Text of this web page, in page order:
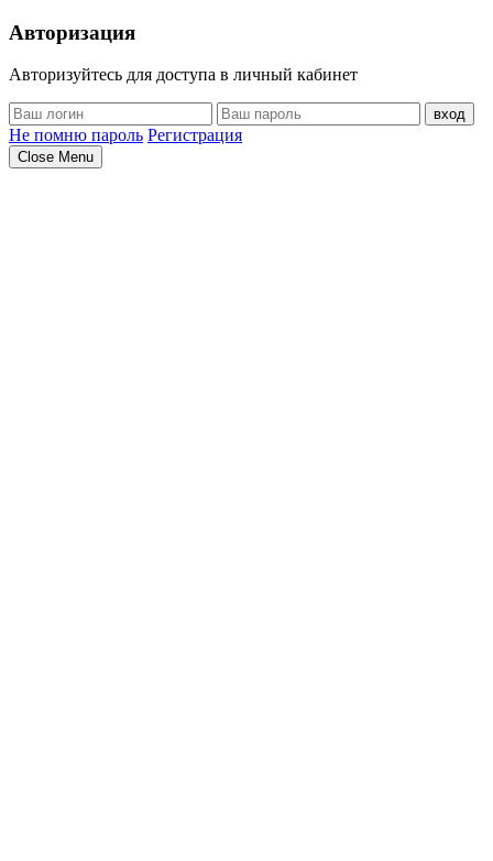
Авторизация
Авторизуйтесь для доступа в личный кабинет
вход
Не помню пароль Регистрация
Close Menu